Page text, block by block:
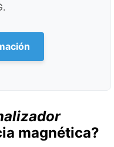
magnética?